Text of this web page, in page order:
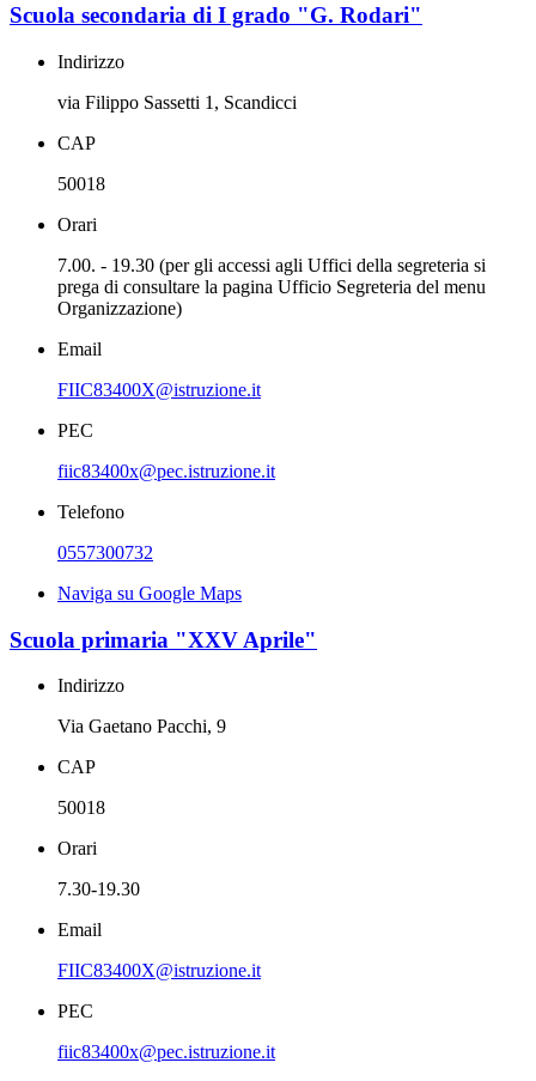
Scuola secondaria di I grado "G. Rodari"
Indirizzo
via Filippo Sassetti 1, Scandicci
CAP
50018
Orari
7.00. - 19.30 (per gli accessi agli Uffici della segreteria si
prega di consultare la pagina Ufficio Segreteria del menu
Organizzazione)
Email
FIIC83400X@istruzione.it
PEC
fiic83400x@pec.istruzione.it
Telefono
0557300732
Naviga su Google Maps
Scuola primaria "XXV Aprile"
Indirizzo
Via Gaetano Pacchi, 9
CAP
50018
Orari
7.30-19.30
Email
FIIC83400X@istruzione.it
PEC
fiic83400x@pec.istruzione.it